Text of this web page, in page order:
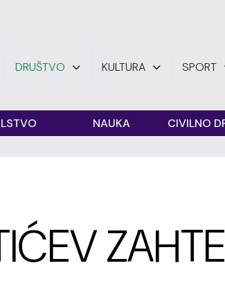
DRUŠTVO KULTURA SPORT
NAUKA CIVILNO